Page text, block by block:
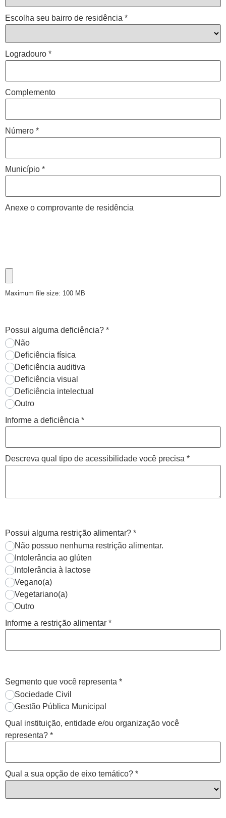
Escolha seu bairro de residência *
Logradouro *
Complemento
Número *
Município *
Anexe o comprovante de residência
Maximum file size: 100 MB
Possui alguma deficiência? *
Não
Deficiência física
Deficiência auditiva
Deficiência visual
Deficiência intelectual
Outro
Informe a deficiência *
Descreva qual tipo de acessibilidade você precisa *
Possui alguma restrição alimentar? *
Não possuo nenhuma restrição alimentar.
Intolerância ao glúten
Intolerância à lactose
Vegano(a)
Vegetariano(a)
Outro
Informe a restrição alimentar *
Segmento que você representa *
Sociedade Civil
Gestão Pública Municipal
Qual instituição, entidade e/ou organização você
representa? *
Qual a sua opção de eixo temático? *